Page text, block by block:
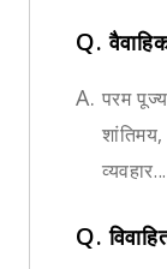
Q.
A. परम
व्यवहार...
Q.